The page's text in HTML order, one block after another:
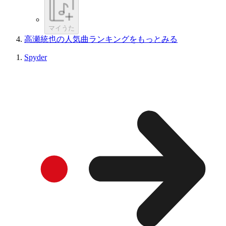
マイうた
高瀬統也の人気曲ランキングをもっとみる
Spyder